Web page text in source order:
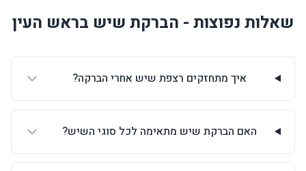
שאלות נפוצות - הברקת שיש בראש העין
איך מתחזקים רצפת שיש אחרי הברקה?
האם הברקת שיש מתאימה לכל סוגי השיש?